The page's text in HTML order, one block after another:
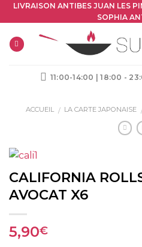
Skip
to
content
LIVRAISON ANTIBES JUAN LES
SOPHIA
11:00-14:00 | 18:00 -
ACCUEIL / LA CARTE JAPONAISE
CALIFORNIA
AVOCAT X6
5,90€